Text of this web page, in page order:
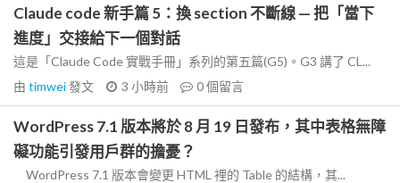
Claude code 新手篇 5：換 section 不斷線 — 把「當下
進度」交接給下一個對話
這是「Claude Code 實戰手冊」系列的第五篇(G5)。G3 講了 CL...
由 timwei發文 3 小時前 0個留言
WordPress 7.1 版本將於 8 月 19 日發布，其中表格無障
礙功能引發用戶群的擔憂？
WordPress 7.1 版本會變更 HTML 裡的 Table 的結構，其...